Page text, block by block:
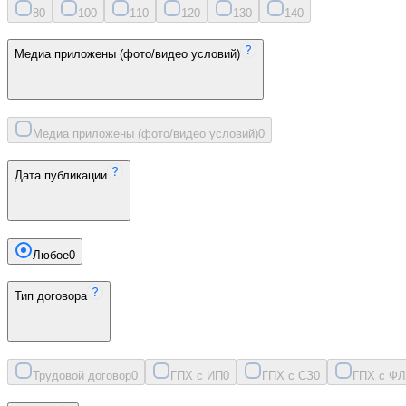
80 100 11 0 120 130 140
Медиа приложены (фото/видео условий)
Медиа приложены (фото/видео условий)0
Дата публикации
Любое0
Тип договора
Трудовой договор0 ГПХ с ИП0 ГПХ с СЗ0 ГПХ с ФЛ